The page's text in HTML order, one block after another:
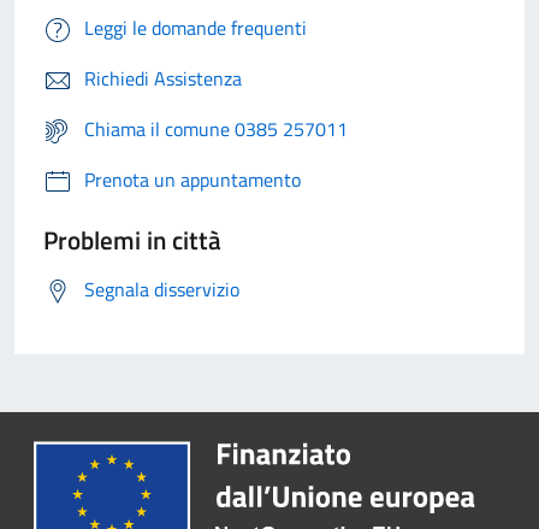
Leggi le domande frequenti
Richiedi Assistenza
Chiama il comune 0385 257011
Prenota un appuntamento
Problemi in città
Segnala disservizio